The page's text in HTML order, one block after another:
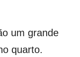
um grande
quarto.